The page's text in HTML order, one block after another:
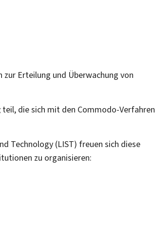
Erteilung und Überwachung von
teil, die sich mit den Commodo-Verfahren
Technology (LIST) freuen sich diese
zu organisieren: